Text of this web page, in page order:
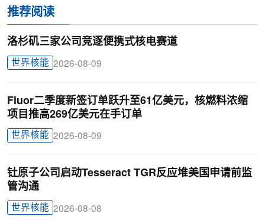
推荐阅读
洛杉矶三家公司竞逐便携式核电赛道
世界核能 2026-08-09
Fluor二季度新签订单跃升至61亿美元，核燃料浓缩
项目推高269亿美元在手订单
世界核能 2026-08-09
钍原子公司启动Tesseract TGR反应堆美国申请前监
管沟通
世界核能 2026-08-08